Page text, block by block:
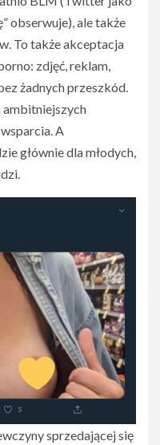
obserwuje), ale także
To także akceptacja
zdjęć, reklam,
żadnych przeszkód.
A
głównie dla młodych,
sprzedającej się